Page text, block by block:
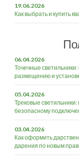
19.06.2026
Как выбрать и купить
06.04.2026
Точечные
размещению и
05.04.2026
Трековые светильники:
безопасному
03.04.2026
Как оформить
дарения по новым